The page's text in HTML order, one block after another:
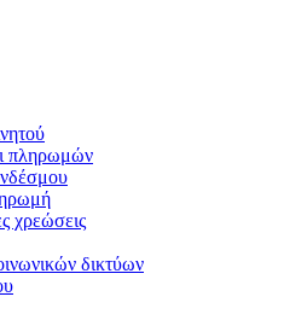
πληρωμών
χρεώσεις
δικτύων